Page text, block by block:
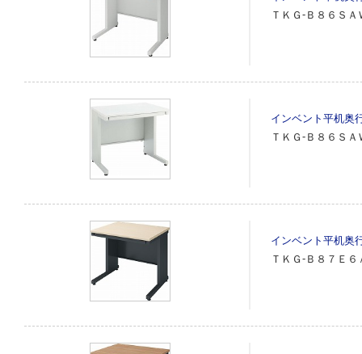
ＴＫＧ‐Ｂ８６Ｓ
インベント平机奥
ＴＫＧ‐Ｂ８６Ｓ
インベント平机奥
ＴＫＧ‐Ｂ８７Ｅ